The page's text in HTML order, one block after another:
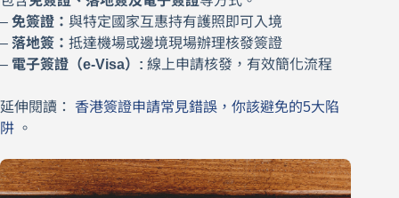
– 免簽證： 與特定國家互惠持有護照即可入境
– 落地簽： 抵達機場或邊境現場辦理核發簽證
– 電子簽證（e-Visa）: 線上申請核發，有效簡化流程
延伸閱讀： 香港簽證申請常見錯誤，你該避免的5大陷
阱 。